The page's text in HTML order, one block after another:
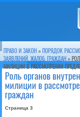
ПРАВО И ЗАКОН » ПОРЯДОК
ЗАЯВЛЕНИЙ, ЖАЛОБ, ГРАЖДАН »
МИЛИЦИИ В РАССМОТРЕНИИ
Роль органов
милиции в
граждан
Страница 3